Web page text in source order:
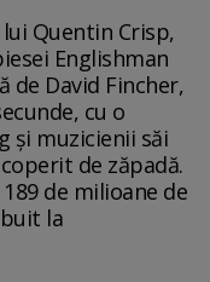
Quentin Crisp,
Englishman
de David Fincher,
cu o
și muzicienii săi
de zăpadă.
de milioane de
la